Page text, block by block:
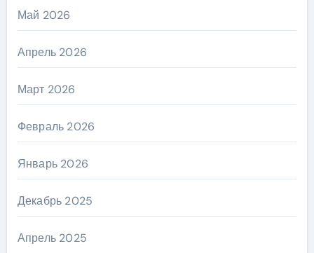
Май 2026
Апрель 2026
Март 2026
Февраль 2026
Январь 2026
Декабрь 2025
Апрель 2025